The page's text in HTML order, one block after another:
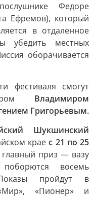
Федоре
Ефремов), который
в отдаленное
убедить местных
оборачивается
фестиваля смогут
Владимиром
Григорьевым.
Шукшинский
краес 21 по 25
приз — вазу
восемь
пройдут в
«Мир», «Пионер» и